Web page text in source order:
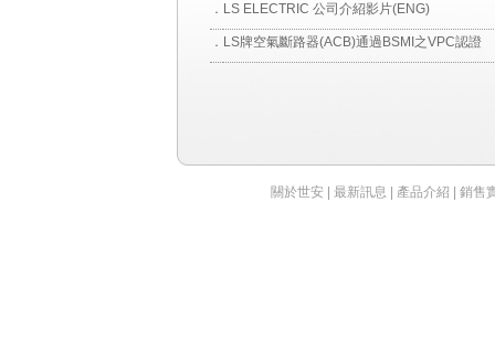
． LS ELECTRIC 公司介紹影片(ENG)
． LS牌空氣斷路器(ACB)通過BSMI之VPC認證
關於世安 最新訊息 產品介紹 銷售